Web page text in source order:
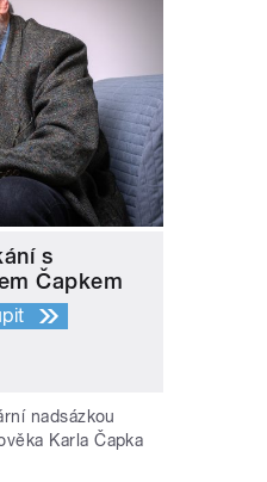
s
Čapkem
nadsázkou
Karla Čapka